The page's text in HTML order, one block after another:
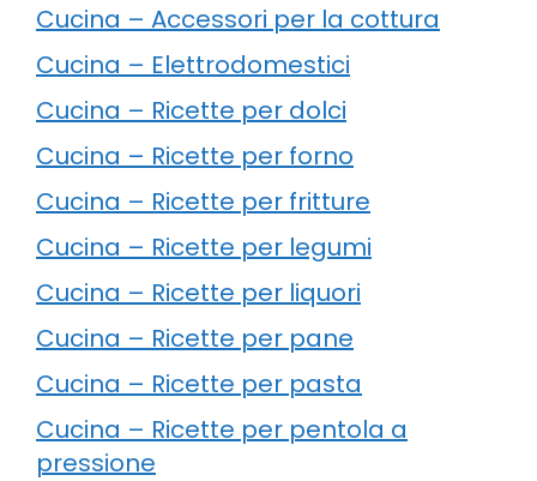
Cucina – Accessori per la cottura
Cucina – Elettrodomestici
Cucina – Ricette per dolci
Cucina – Ricette per forno
Cucina – Ricette per fritture
Cucina – Ricette per legumi
Cucina – Ricette per liquori
Cucina – Ricette per pane
Cucina – Ricette per pasta
Cucina – Ricette per pentola a
pressione